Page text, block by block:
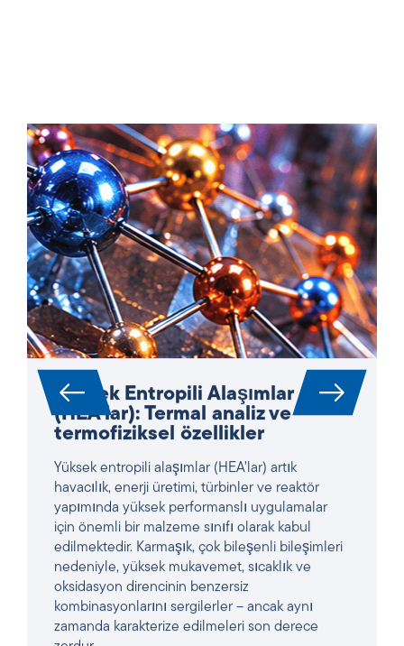
Yüksek Entropili Alaşımlar
(HEA’lar): Termal analiz ve
termofiziksel özellikler
Yüksek entropili alaşımlar (HEA’lar) artık
havacılık, enerji üretimi, türbinler ve reaktör
yapımında yüksek performanslı uygulamalar
için önemli bir malzeme sınıfı olarak kabul
edilmektedir. Karmaşık, çok bileşenli bileşimleri
nedeniyle, yüksek mukavemet, sıcaklık ve
oksidasyon direncinin benzersiz
kombinasyonlarını sergilerler – ancak aynı
zamanda karakterize edilmeleri son derece
zordur.